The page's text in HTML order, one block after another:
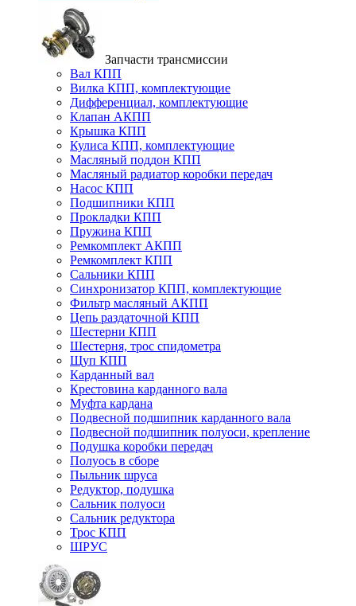
Запчасти трансмиссии
Вал КПП
Вилка КПП, комплектующие
Дифференциал, комплектующие
Клапан АКПП
Крышка КПП
Кулиса КПП, комплектующие
Масляный поддон КПП
Масляный радиатор коробки передач
Насос КПП
Подшипники КПП
Прокладки КПП
Пружина КПП
Ремкомплект АКПП
Ремкомплект КПП
Сальники КПП
Синхронизатор КПП, комплектующие
Фильтр масляный АКПП
Цепь раздаточной КПП
Шестерни КПП
Шестерня, трос спидометра
Щуп КПП
Карданный вал
Крестовина карданного вала
Муфта кардана
Подвесной подшипник карданного вала
Подвесной подшипник полуоси, крепление
Подушка коробки передач
Полуось в сборе
Пыльник шруса
Редуктор, подушка
Сальник полуоси
Сальник редуктора
Трос КПП
ШРУС